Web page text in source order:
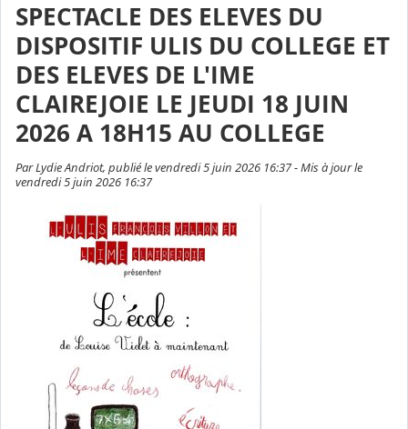
SPECTACLE DES ELEVES DU
DISPOSITIF ULIS DU COLLEGE ET
DES ELEVES DE L'IME
CLAIREJOIE LE JEUDI 18 JUIN
2026 A 18H15 AU COLLEGE
Par Lydie Andriot, publié le vendredi 5 juin 2026 16:37 - Mis à jour le
vendredi 5 juin 2026 16:37